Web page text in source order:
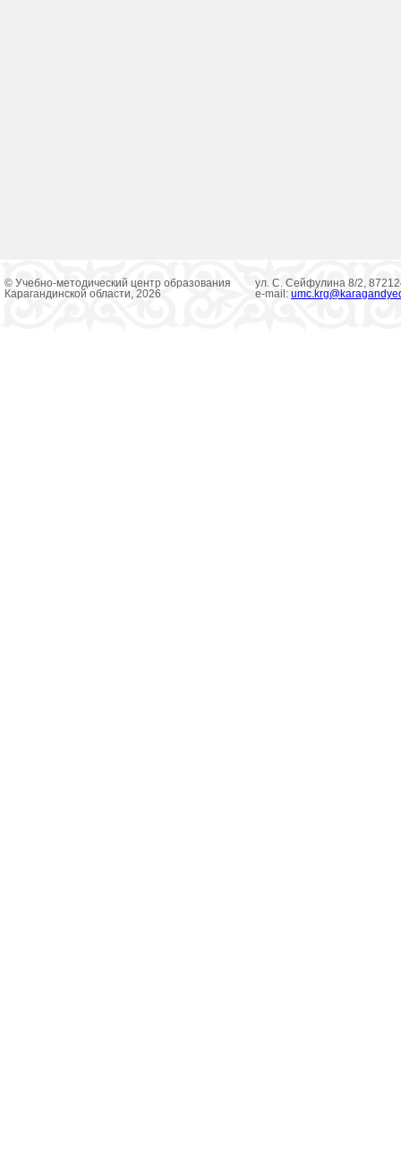
© Учебно-методический центр образования
Карагандинской области, 2026
ул. С. Сейфулина 8/2,
e-mail: